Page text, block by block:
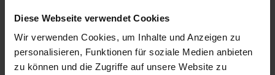
Diese Webseite verwendet Cookies
Wir verwenden Cookies, um Inhalte und Anzeigen zu
personalisieren, Funktionen für soziale Medien anbieten
zu können und die Zugriffe auf unsere Website zu